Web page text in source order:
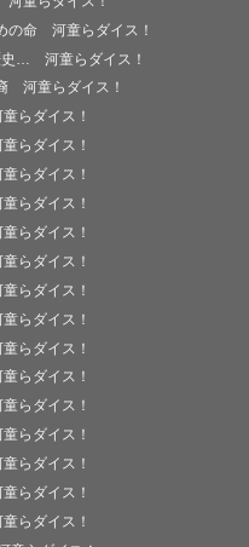
の命 河童らダイス！
… 河童らダイス！
河童らダイス！
らダイス！
ダイス！
ダイス！
ダイス！
ダイス！
ダイス！
ダイス！
ダイス！
ダイス！
ダイス！
ダイス！
ダイス！
ダイス！
ダイス！
ダイス！